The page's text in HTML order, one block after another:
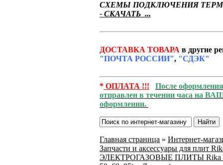
СХЕМЫ ПОДКЛЮЧЕНИЯ
- СКАЧАТЬ ...
ДОСТАВКА ТОВАРА в другие
"ПОЧТА РОССИИ", "СДЭК"
* ОПЛАТА !!!
После оформления
отправлен в течении часа на
оформлении.
Главная страница » Интернет-
Запчасти и аксессуары для плит
ЭЛЕКТРОГАЗОВЫЕ ПЛИТЫ Rika